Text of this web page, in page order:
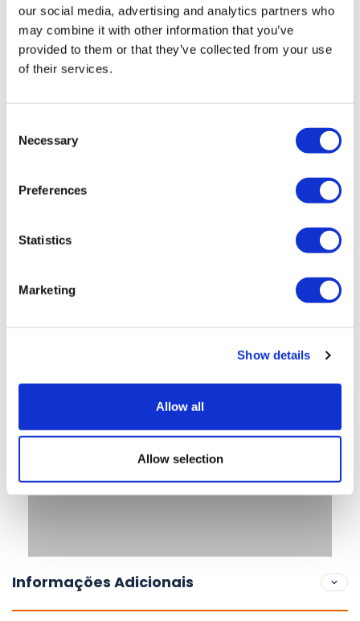
our social media, advertising and analytics partners who
may combine it with other information that you’ve
provided to them or that they’ve collected from your use
of their services.
Selection
Necessary
Preferences
Statistics
Marketing
Show details
Allow all
Allow selection
Data de partida: 24 de dezembro
Ponto de ônibus 1, Bulleid Way, Victoria,
Retorno:20h (aprox.)
Informações Adicionais